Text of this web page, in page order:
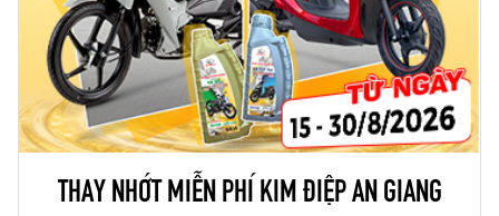
THAY NHỚT MIỄN PHÍ KIM ĐIỆP AN GIANG